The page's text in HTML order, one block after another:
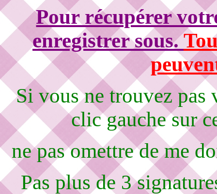
Pour récupérer
enregistrer sous.
Si vous ne trouvez pas
clic gauche sur
ne pas omettre de me
Pas plus de 3